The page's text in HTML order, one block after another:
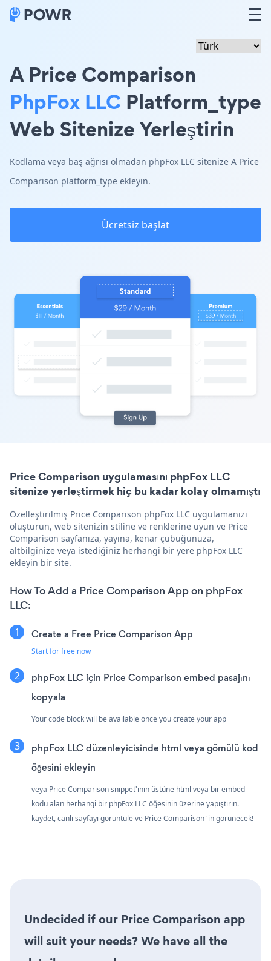
A Price Comparison
PhpFox LLC Platform_type
Web Sitenize Yerleştirin
Kodlama veya baş ağrısı olmadan phpFox LLC sitenize A Price
Comparison platform_type ekleyin.
Ücretsiz başlat
Price Comparison uygulamasını phpFox LLC
sitenize yerleştirmek hiç bu kadar kolay olmamıştı
Özelleştirilmiş Price Comparison phpFox LLC uygulamanızı
oluşturun, web sitenizin stiline ve renklerine uyun ve Price
Comparison sayfanıza, yayına, kenar çubuğunuza,
altbilginize veya istediğiniz herhangi bir yere phpFox LLC
ekleyin bir site.
How To Add a Price Comparison App on phpFox
LLC:
Create a Free Price Comparison App
Start for free now
phpFox LLC için Price Comparison embed pasajını
kopyala
Your code block will be available once you create your app
phpFox LLC düzenleyicisinde html veya gömülü kod
öğesini ekleyin
veya Price Comparison snippet'inin üstüne html veya bir embed
kodu alan herhangi bir phpFox LLC öğesinin üzerine yapıştırın.
kaydet, canlı sayfayı görüntüle ve Price Comparison 'in görünecek!
Undecided if our Price Comparison app
will suit your needs? We have all the